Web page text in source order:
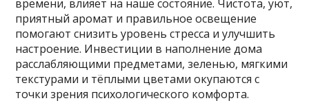
времени, влияет на наше состояние. Чистота, уют,
приятный аромат и правильное освещение
помогают снизить уровень стресса и улучшить
настроение. Инвестиции в наполнение дома
расслабляющими предметами, зеленью, мягкими
текстурами и тёплыми цветами окупаются с
точки зрения психологического комфорта.